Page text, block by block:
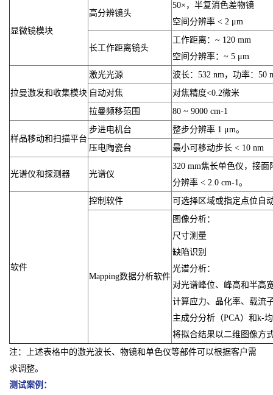
显微镜模块
高分辨镜头
50×，半复消色差物镜
空间分辨率 < 2 μm
长工作距离镜头
工作距离：~ 120 mm
空间分辨率：~ 5 μm
拉曼激发和收集模块
激光光源
波长：532 nm，功率：50
自动对焦
对焦精度<0.2微米
拉曼频移范围
80 ~ 9000 cm-1
样品移动和扫描平台
步进电机台
整步分辨率 1 μm。
压电陶瓷台
最小可移动步长 < 10 nm
光谱仪和探测器 光谱仪
320 mm焦长单色仪，接面
分辨率 < 2.0 cm-1。
软件
控制软件 可选择区域或指定点位自
Mapping数据分析软件
图像分析：
尺寸测量
缺陷识别
光谱分析：
对光谱峰位、峰高和半高
计算应力、晶化率、载流
主成分分析（PCA）和k-
将拟合结果以二维图像方
注：上述表格中的激光波长、物镜和单色仪等部件可以根据客户需
求调整。
测试案例：